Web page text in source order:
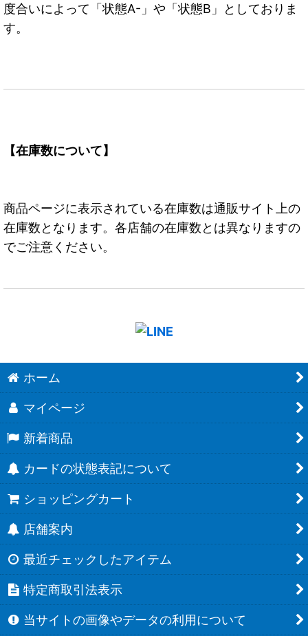
度合いによって「状態A-」や「状態B」としておりま
す。
【在庫数について】
商品ページに表示されている在庫数は通販サイト上の
在庫数となります。各店舗の在庫数とは異なりますの
でご注意ください。
ホーム
マイページ
新着商品
カードの状態表記について
ショッピングカート
店舗案内
最近チェックしたアイテム
特定商取引法表示
当サイトの画像やデータの利用について